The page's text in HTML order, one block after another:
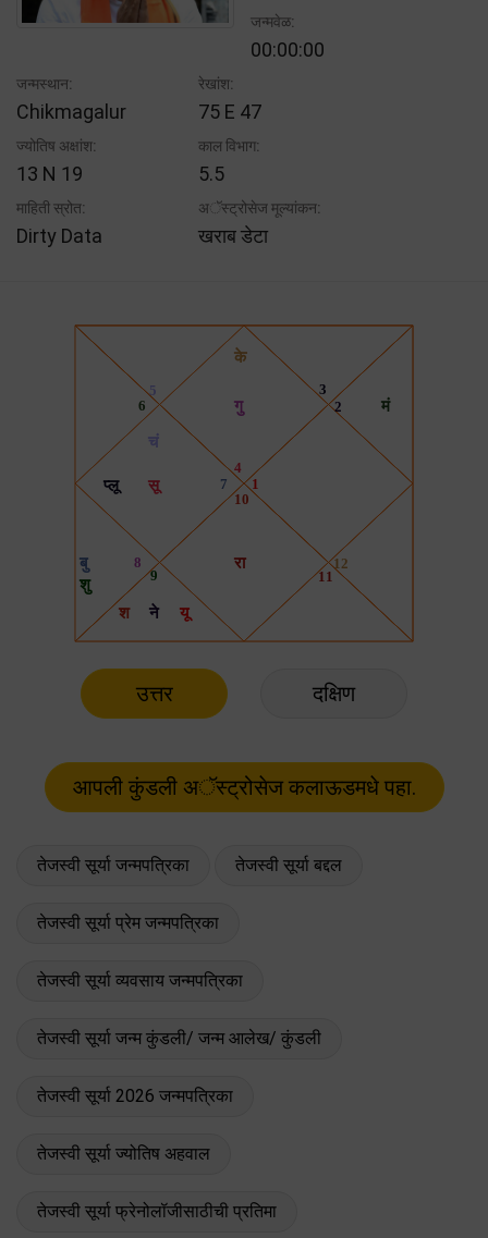
जन्मवेळ:
00:00:00
जन्मस्थान:
Chikmagalur
रेखांश:
75 E 47
ज्योतिष अक्षांश:
13 N 19
काल विभाग:
5.5
माहिती स्रोत:
Dirty Data
अॅस्ट्रोसेज मूल्यांकन:
खराब डेटा
उत्तर दक्षिण
तेजस्वी सूर्या जन्मपत्रिका तेजस्वी सूर्या बद्दल
तेजस्वी सूर्या प्रेम जन्मपत्रिका
तेजस्वी सूर्या व्यवसाय जन्मपत्रिका
तेजस्वी सूर्या जन्म कुंडली/ जन्म आलेख/ कुंडली
तेजस्वी सूर्या 2026 जन्मपत्रिका
तेजस्वी सूर्या ज्योतिष अहवाल
तेजस्वी सूर्या फ्रेनोलॉजीसाठीची प्रतिमा